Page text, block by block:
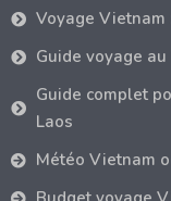
Voyage Vietnam
Guide voyage
Guide complet
Laos
Météo Vietnam